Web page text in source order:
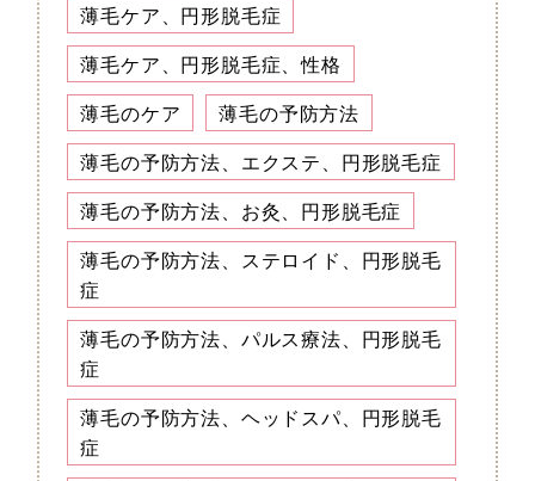
薄毛ケア、円形脱毛症
薄毛ケア、円形脱毛症、性格
薄毛のケア
薄毛の予防方法
薄毛の予防方法、エクステ、円形脱毛症
薄毛の予防方法、お灸、円形脱毛症
薄毛の予防方法、ステロイド、円形脱毛
症
薄毛の予防方法、パルス療法、円形脱毛
症
薄毛の予防方法、ヘッドスパ、円形脱毛
症